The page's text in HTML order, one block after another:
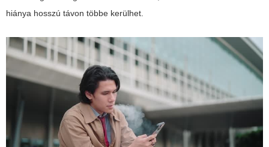
hiánya hosszú távon többe kerülhet.